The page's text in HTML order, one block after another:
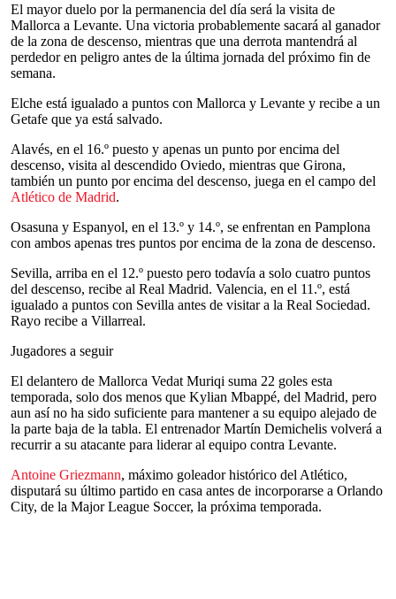
El mayor duelo por la permanencia del día será la visita de
Mallorca a Levante. Una victoria probablemente sacará al ganador
de la zona de descenso, mientras que una derrota mantendrá al
perdedor en peligro antes de la última jornada del próximo fin de
semana.
Elche está igualado a puntos con Mallorca y Levante y recibe a un
Getafe que ya está salvado.
Alavés, en el 16.º puesto y apenas un punto por encima del
descenso, visita al descendido Oviedo, mientras que Girona,
también un punto por encima del descenso, juega en el campo del
Atlético de Madrid.
Osasuna y Espanyol, en el 13.º y 14.º, se enfrentan en Pamplona
con ambos apenas tres puntos por encima de la zona de descenso.
Sevilla, arriba en el 12.º puesto pero todavía a solo cuatro puntos
del descenso, recibe al Real Madrid. Valencia, en el 11.º, está
igualado a puntos con Sevilla antes de visitar a la Real Sociedad.
Rayo recibe a Villarreal.
Jugadores a seguir
El delantero de Mallorca Vedat Muriqi suma 22 goles esta
temporada, solo dos menos que Kylian Mbappé, del Madrid, pero
aun así no ha sido suficiente para mantener a su equipo alejado de
la parte baja de la tabla. El entrenador Martín Demichelis volverá a
recurrir a su atacante para liderar al equipo contra Levante.
Antoine Griezmann, máximo goleador histórico del Atlético,
disputará su último partido en casa antes de incorporarse a Orlando
City, de la Major League Soccer, la próxima temporada.